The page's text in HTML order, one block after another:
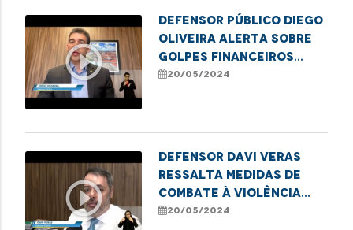
play_circle_outline
Defensor público Diego
Oliveira alerta sobre
golpes financeiros
contra idosos
20/05/2024
play_circle_outline
Defensor Davi Veras
ressalta medidas de
combate à violência
contra crianças e
20/05/2024